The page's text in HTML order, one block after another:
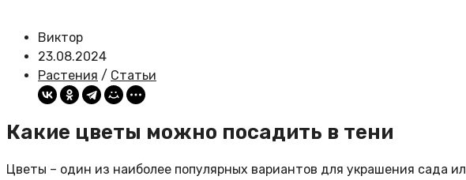
Виктор
23.08.2024
Растения / Статьи
Какие цветы можно посадить в тени
Цветы – один из наиболее популярных вариантов для украшения сада